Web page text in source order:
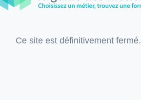
Ce site est définitivement fermé.